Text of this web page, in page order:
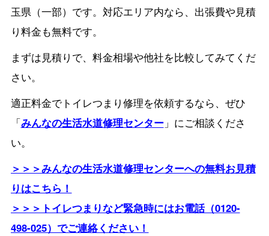
玉県（一部）です。対応エリア内なら、出張費や見積
り料金も無料です。
まずは見積りで、料金相場や他社を比較してみてくだ
さい。
適正料金でトイレつまり修理を依頼するなら、ぜひ
「みんなの生活水道修理センター」にご相談くださ
い。
＞＞＞みんなの生活水道修理センターへの無料お見積
りはこちら！
＞＞＞トイレつまりなど緊急時にはお電話（0120-
498-025）でご連絡ください！